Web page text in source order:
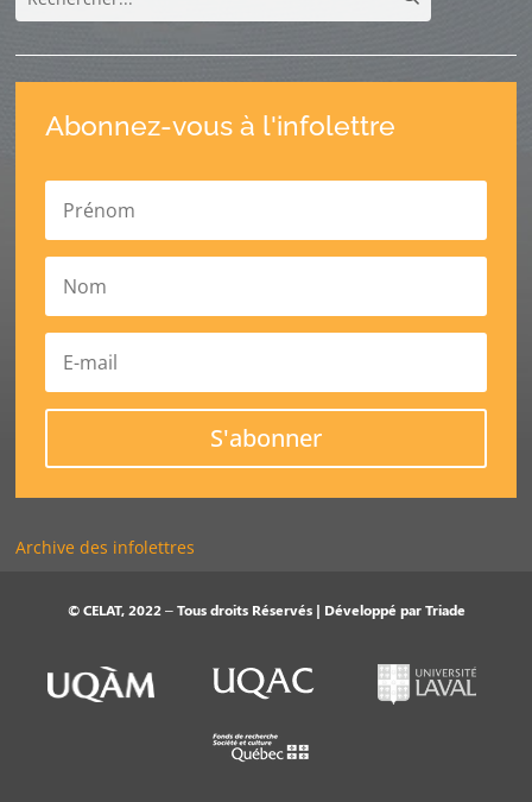
Abonnez-vous à l'infolettre
S'abonner
Archive des infolettres
© CELAT, 2022 – Tous droits Réservés | Développé parTriade